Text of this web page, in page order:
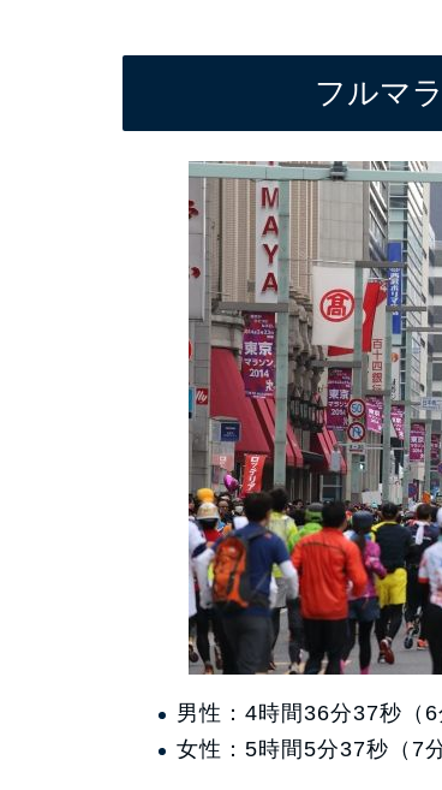
フルマ
男性：4時間36分37秒（6
女性：5時間5分37秒（7